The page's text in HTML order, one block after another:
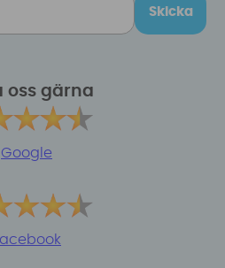
Skicka
oss gärna
Google